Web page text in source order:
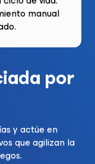
manual
por
y actúe en
que agilizan la